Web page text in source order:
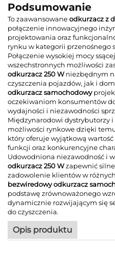
Podsumowanie
To zaawansowaneodkurzacz z
połączenie innowacyjnego
projektowania oraz
rynku w kategorii przenośnego
Połączenie wysokiej mocy
wszechstronnych możliwości
odkurzacz 250 Wniezbędnym
czyszczenia pojazdów, jak i
odkurzacz samochodowy
oczekiwaniom konsumentów
wydajności i niezawodności
Międzynarodowi dystrybutorzy
możliwości rynkowe dzięki
który oferuje wyjątkową
funkcji oraz konkurencyjne
Udowodniona niezawodność i
odkurzacz 250 Wzapewnić
zadowolenie klientów w
bezwiredowy odkurzacz
podstawę zrównoważonego
dynamicznie rozwijającym się
do czyszczenia.
Opis produktu